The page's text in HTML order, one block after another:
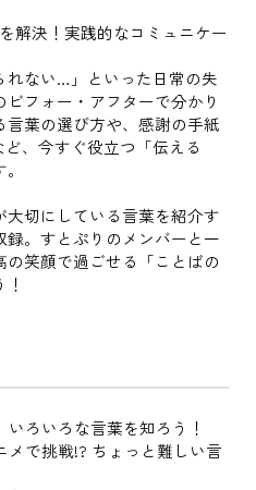
解決！実践的なコミュニケー
れない…」といった日常の失
フォー・アフターで分かり
葉の選び方や、感謝の手紙
、今すぐ役立つ「伝える
切にしている言葉を紹介す
。すとぷりのメンバーと一
笑顔で過ごせる「ことばの
いろいろな言葉を知ろう！
メで挑戦!? ちょっと難しい言